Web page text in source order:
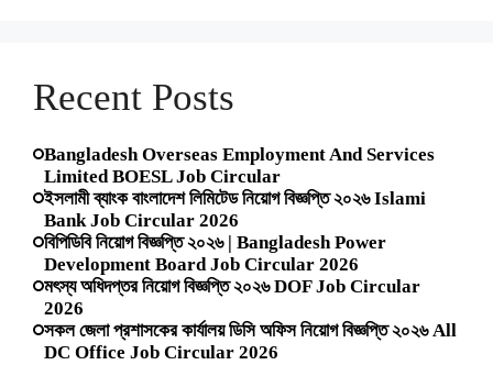
Recent Posts
Bangladesh Overseas Employment And Services
Limited BOESL Job Circular
ইসলামী ব্যাংক বাংলাদেশ লিমিটেড নিয়োগ বিজ্ঞপ্তি ২০২৬ Islami
Bank Job Circular 2026
বিপিডিবি নিয়োগ বিজ্ঞপ্তি ২০২৬ | Bangladesh Power
Development Board Job Circular 2026
মৎস্য অধিদপ্তর নিয়োগ বিজ্ঞপ্তি ২০২৬ DOF Job Circular
2026
সকল জেলা প্রশাসকের কার্যালয় ডিসি অফিস নিয়োগ বিজ্ঞপ্তি ২০২৬ All
DC Office Job Circular 2026